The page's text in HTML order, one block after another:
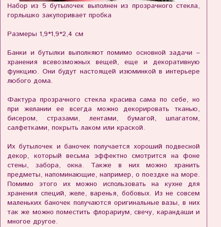
Набор из 5 бутылочек выполнен из прозрачного стекла,
горлышко закупоривает пробка
Размеры 1,9*1,9*2,4 см
Банки и бутылки выполняют помимо основной задачи –
хранения всевозможных вещей, еще и декоративную
функцию. Они будут настоящей изюминкой в интерьере
любого дома.
Фактура прозрачного стекла красива сама по себе, но
при желании ее всегда можно декорировать тканью,
бисером, стразами, лентами, бумагой, шпагатом,
салфетками, покрыть лаком или краской.
Их бутылочек и баночек получается хороший подвесной
декор, который весьма эффектно смотрится на фоне
стены, забора, окна. Также в них можно хранить
предметы, напоминающие, например, о поездке на море.
Помимо этого их можно использовать на кухне для
хранения специй, желе, варенья, бобовых. Из не совсем
маленьких баночек получаются оригинальные вазы, в них
так же можно поместить флорариум, свечу, карандаши и
многое другое.